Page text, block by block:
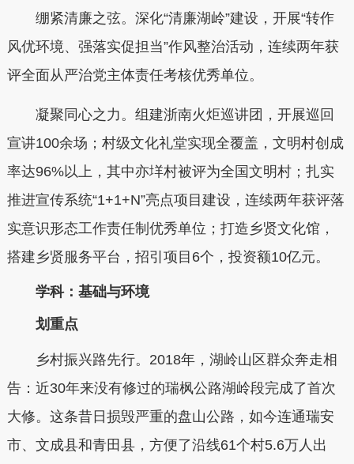
绷紧清廉之弦。深化“清廉湖岭”建设，开展“转作
风优环境、强落实促担当”作风整治活动，连续两年获
评全面从严治党主体责任考核优秀单位。
凝聚同心之力。组建浙南火炬巡讲团，开展巡回
宣讲100余场；村级文化礼堂实现全覆盖，文明村创成
率达96%以上，其中亦垟村被评为全国文明村；扎实
推进宣传系统“1+1+N”亮点项目建设，连续两年获评落
实意识形态工作责任制优秀单位；打造乡贤文化馆，
搭建乡贤服务平台，招引项目6个，投资额10亿元。
学科：基础与环境
划重点
乡村振兴路先行。2018年，湖岭山区群众奔走相
告：近30年来没有修过的瑞枫公路湖岭段完成了首次
大修。这条昔日损毁严重的盘山公路，如今连通瑞安
市、文成县和青田县，方便了沿线61个村5.6万人出